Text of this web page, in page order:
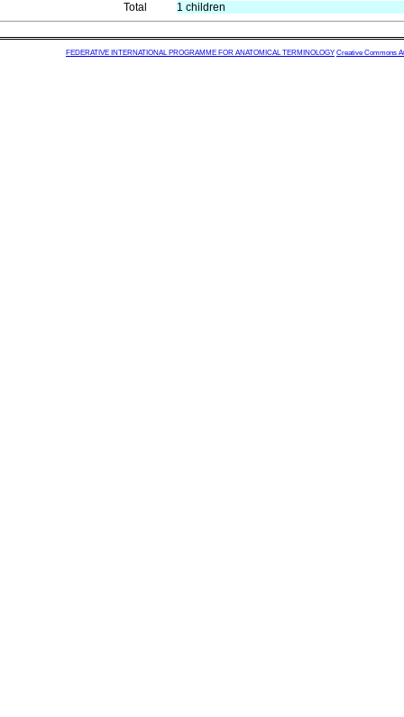
Total
1 children
FEDERATIVE INTERNATIONAL PROGRAMME FOR ANATOMICAL TERMINOLOGY Creative Commons